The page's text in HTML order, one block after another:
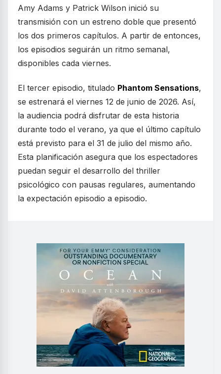
Amy Adams y Patrick Wilson inició su
transmisión con un estreno doble que presentó
los dos primeros capítulos. A partir de entonces,
los episodios seguirán un ritmo semanal,
disponibles cada viernes.
El tercer episodio, titulado Phantom Sensations,
se estrenará el viernes 12 de junio de 2026. Así,
la audiencia podrá disfrutar de esta historia
durante todo el verano, ya que el último capítulo
está previsto para el 31 de julio del mismo año.
Esta planificación asegura que los espectadores
puedan seguir el desarrollo del thriller
psicológico con pausas regulares, aumentando
la expectación episodio a episodio.